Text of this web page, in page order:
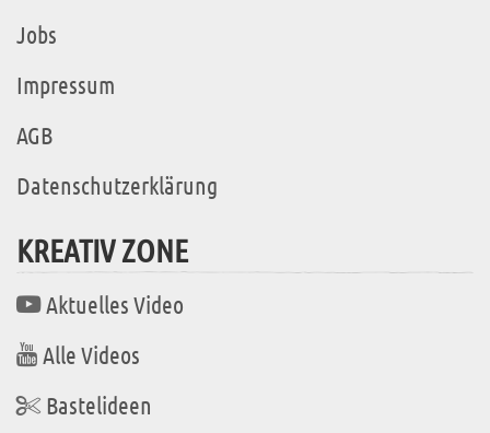
Jobs
Impressum
AGB
Datenschutzerklärung
KREATIV ZONE
Aktuelles Video
Alle Videos
Bastelideen